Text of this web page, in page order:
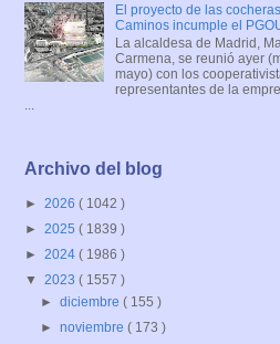
El proyecto de las
Caminos incumple el
La alcaldesa de Madrid,
Carmena, se reunió ayer
mayo) con los
representantes de la
...
Archivo del blog
► 2026 ( 1042 )
► 2025 ( 1839 )
► 2024 ( 1986 )
▼ 2023 ( 1557 )
►diciembre( 155 )
►noviembre( 173 )